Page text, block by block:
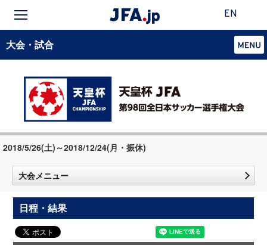
EN
大会・試合
2018/5/26(土)～2018/12/24(月・振休)
大会メニュー
日程・結果